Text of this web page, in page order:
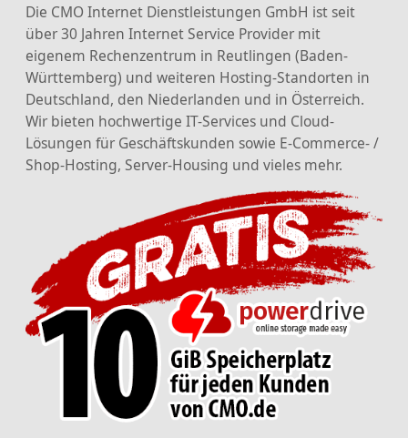
Die CMO Internet Dienstleistungen GmbH ist seit
über 30 Jahren Internet Service Provider mit
eigenem Rechenzentrum in Reutlingen (Baden-
Württemberg) und weiteren Hosting-Standorten in
Deutschland, den Niederlanden und in Österreich.
Wir bieten hochwertige IT-Services und Cloud-
Lösungen für Geschäftskunden sowie E-Commerce- /
Shop-Hosting, Server-Housing und vieles mehr.